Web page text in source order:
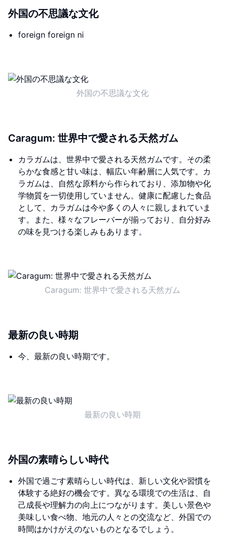
外国の不思議な文化
foreign foreign ni
外国の不思議な文化
Caragum: 世界中で愛される天然ガム
カラガムは、世界中で愛される天然ガムです。その柔
らかな食感と甘い味は、幅広い年齢層に人気です。カ
ラガムは、自然な原料から作られており、添加物や化
学物質を一切使用していません。健康に配慮した食品
として、カラガムは今や多くの人々に親しまれていま
す。また、様々なフレーバーが揃っており、自分好み
の味を見つける楽しみもあります。
Caragum: 世界中で愛される天然ガム
最新の良い時期
今、最新の良い時期です。
最新の良い時期
外国の素晴らしい時代
外国で過ごす素晴らしい時代は、新しい文化や習慣を
体験する絶好の機会です。異なる環境での生活は、自
己成長や理解力の向上につながります。美しい景色や
美味しい食べ物、地元の人々との交流など、外国での
時間はかけがえのないものとなるでしょう。